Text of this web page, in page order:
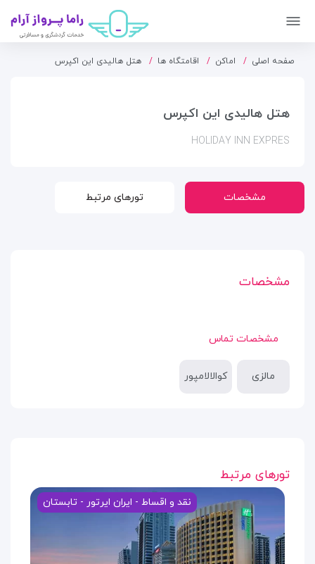
صفحه اصلی اماکن اقامتگاه ها هتل هالیدی این اکپرس
هتل هالیدی این اکپرس
HOLIDAY INN EXPRES
مشخصات تورهای مرتبط
مشخصات
مشخصات تماس
مالزی کوالالامپور
تورهای مرتبط
نقد و اقساط - ایران ایرتور - تابستان